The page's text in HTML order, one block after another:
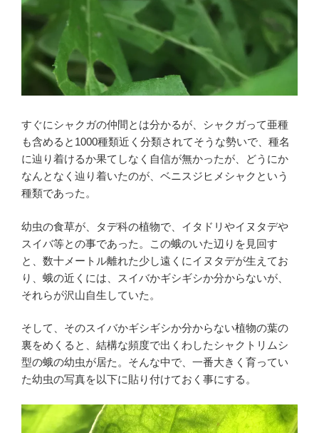
すぐにシャクガの仲間とは分かるが、シャクガって亜種
も含めると1000種類近く分類されてそうな勢いで、種名
に辿り着けるか果てしなく自信が無かったが、どうにか
なんとなく辿り着いたのが、ベニスジヒメシャクという
種類であった。
幼虫の食草が、タデ科の植物で、イタドリやイヌタデや
スイバ等との事であった。この蛾のいた辺りを見回す
と、数十メートル離れた少し遠くにイヌタデが生えてお
り、蛾の近くには、スイバかギシギシか分からないが、
それらが沢山自生していた。
そして、そのスイバかギシギシか分からない植物の葉の
裏をめくると、結構な頻度で出くわしたシャクトリムシ
型の蛾の幼虫が居た。そんな中で、一番大きく育ってい
た幼虫の写真を以下に貼り付けておく事にする。